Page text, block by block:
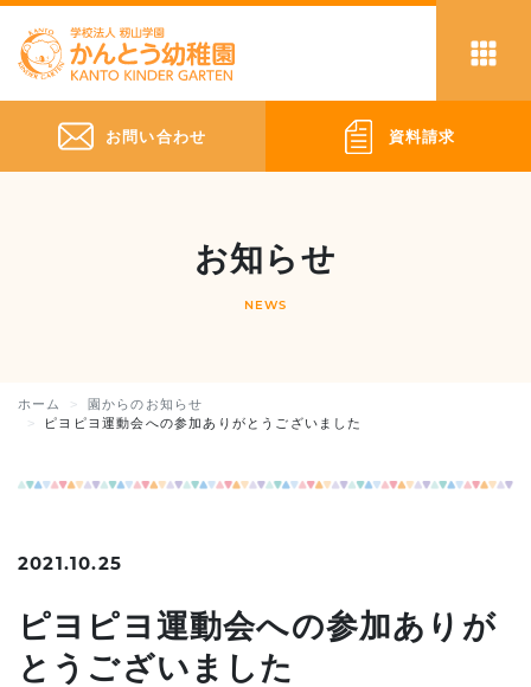
お問い合わせ 資料請求
お知らせ
NEWS
ホーム
園からのお知らせ
ピヨピヨ運動会への参加ありがとうございました
2021.10.25
ピヨピヨ運動会への参加ありが
とうございました